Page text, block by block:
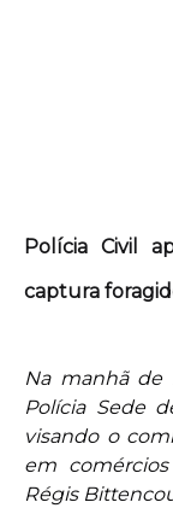
Polícia Civil
captura
Na manhã de
Polícia Sede
visando o
em
Régis